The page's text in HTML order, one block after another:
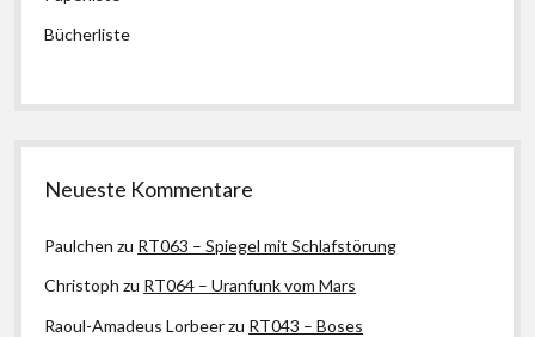
Bücherliste
Neueste Kommentare
Paulchen zu RT063 – Spiegel mit Schlafstörung
Christoph zu RT064 – Uranfunk vom Mars
Raoul-Amadeus Lorbeerzu RT043 – Boses